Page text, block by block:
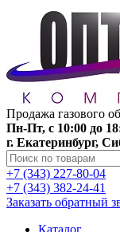
Продажа газового
Пн-Пт, с 10:00 до
г. Екатеринбург,
+7 (343) 227-80-04
+7 (343) 382-24-41
Заказать обратный
Каталог